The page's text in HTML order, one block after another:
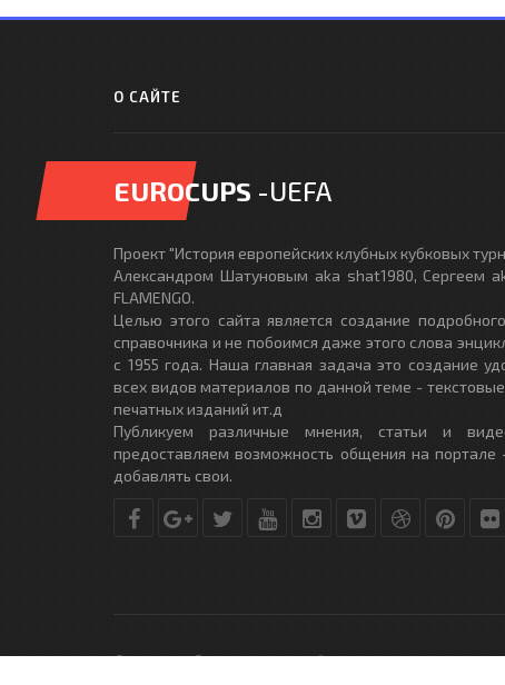
О САЙТЕ
EUROCUPS -UEFA
Проект "История европейских клубных кубковых
Александром Шатуновым aka shat1980, Сергеем
FLAMENGO.
Целью этого сайта является создание
справочника и не побоимся даже этого слова
с 1955 года. Наша главная задача это создание
всех видов материалов по данной теме -
печатных изданий ит.д
Публикуем различные мнения, статьи и
предоставляем возможность общения на
добавлять свои.
© Copyright © 2010-2017. Разработано студиейDLE-